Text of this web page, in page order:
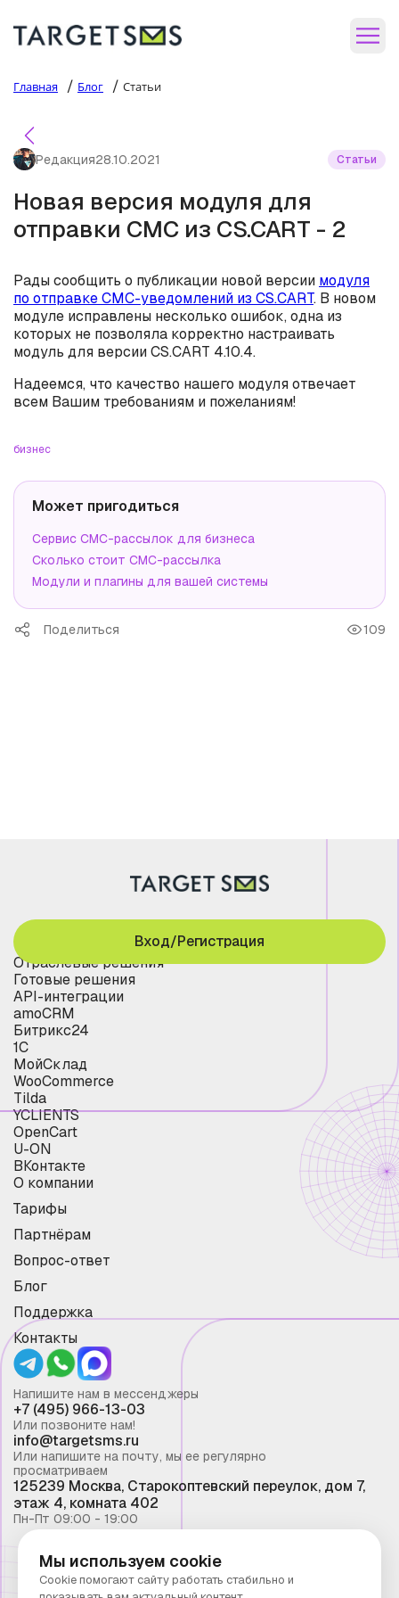
Главная / Блог / Статьи
Редакция28.10.2021 Статьи
Новая версия модуля для
отправки СМС из CS.CART - 2
Рады сообщить о публикации новой версии модуля
по отправке СМС-уведомлений из CS.CART. В новом
модуле исправлены несколько ошибок, одна из
которых не позволяла корректно настраивать
модуль для версии CS.CART 4.10.4.
Надеемся, что качество нашего модуля отвечает
всем Вашим требованиям и пожеланиям!
бизнес
Может пригодиться
Сервис СМС-рассылок для бизнеса
Сколько стоит СМС-рассылка
Модули и плагины для вашей системы
Поделиться 109
Отраслевые решения
Готовые решения
API-интеграции
amoCRM
Битрикс24
1С
МойСклад
WooCommerce
Tilda
YCLIENTS
OpenCart
U-ON
ВКонтакте
О компании
Тарифы
Партнёрам
Вопрос-ответ
Блог
Поддержка
Контакты
Вход/Регистрация
Напишите нам в мессенджеры
+7 (495) 966-13-03
Или позвоните нам!
info@targetsms.ru
Или напишите на почту, мы ее регулярно
просматриваем
125239 Москва, Старокоптевский переулок, дом 7,
этаж 4, комната 402
Пн-Пт 09:00 - 19:00
Смс рассылка 2026 ©
Запрещено копирование материалов сайта без
Мы используем cookie
Cookie помогают сайту работать стабильно и